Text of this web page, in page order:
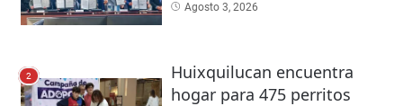
Agosto 3, 2026
2
Huixquilucan encuentra
hogar para 475 perritos